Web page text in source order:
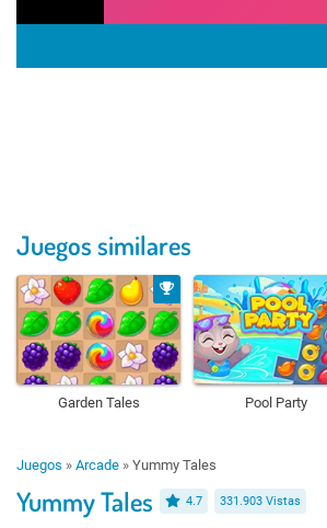
Juegos similares
Garden Tales Pool Party
Juegos » Arcade » Yummy Tales
Yummy Tales 4.7 331.903 Vistas